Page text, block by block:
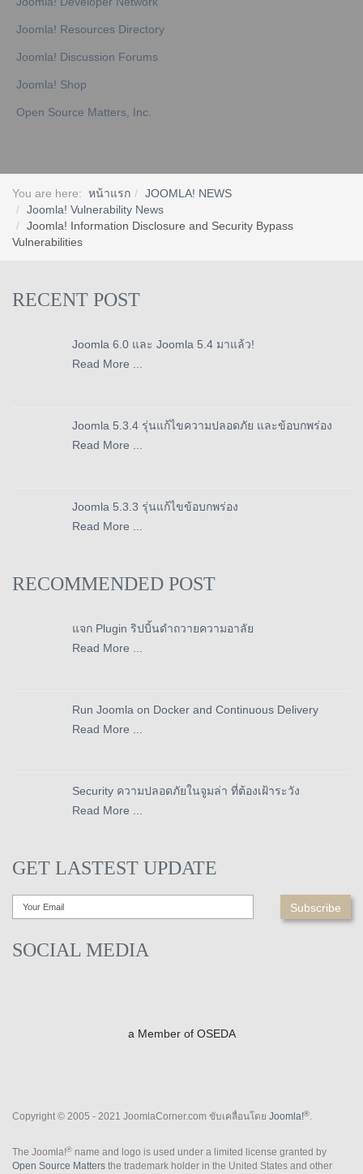
Joomla! Resources Directory
Joomla! Discussion Forums
Joomla! Shop
Open Source Matters, Inc.
You are here: หน้าแรก
JOOMLA! NEWS
Joomla! Vulnerability News
Joomla! Information Disclosure and Security Bypass
Vulnerabilities
RECENT POST
Joomla 6.0 และ Joomla 5.4 มาแล้ว!
Read More ...
Joomla 5.3.4 รุ่นแก้ไขความปลอดภัย และข้อบกพร่อง
Read More ...
Joomla 5.3.3 รุ่นแก้ไขข้อบกพร่อง
Read More ...
RECOMMENDED POST
แจก Plugin ริปบิ้นดำถวายความอาลัย
Read More ...
Run Joomla on Docker and Continuous Delivery
Read More ...
Security ความปลอดภัยในจูมล่า ที่ต้องเฝ้าระวัง
Read More ...
GET LASTEST UPDATE
SOCIAL MEDIA
a Member of OSEDA
Copyright © 2005 - 2021 JoomlaCorner.com ขับเคลื่อนโดย Joomla!®.
The Joomla!® name and logo is used under a limited license granted by
Open Source Matters the trademark holder in the United States and other